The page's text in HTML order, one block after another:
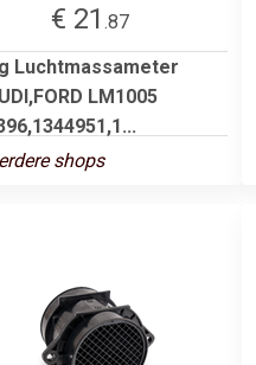
€ 21 .87
Luchtmassameter
LM1005
shops